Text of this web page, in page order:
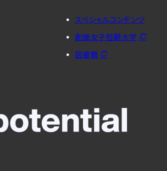
スペシャルコンテンツ
創価女子短期大学
図書館